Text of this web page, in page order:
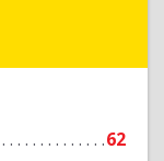
62
Подробнее